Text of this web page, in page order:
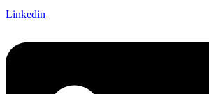
Linkedin